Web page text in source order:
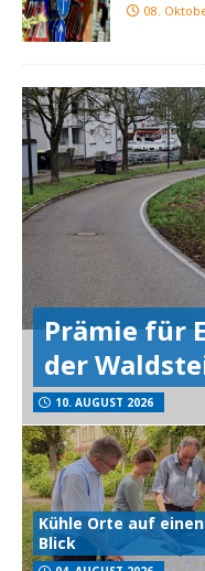
08.
Prämie für
der
10. AUGUST 2026
Kühle Orte auf einen
Blick